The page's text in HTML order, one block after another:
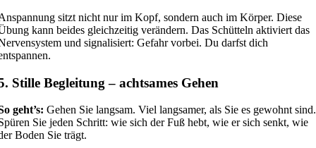
sitzt nicht nur im Kopf, sondern auch im Körper. Diese
kann beides gleichzeitig verändern. Das Schütteln aktiviert das
und signalisiert: Gefahr vorbei. Du darfst dich
Stille Begleitung – achtsames Gehen
geht’s: Gehen Sie langsam. Viel langsamer, als Sie es gewohnt sind.
Sie jeden Schritt: wie sich der Fuß hebt, wie er sich senkt, wie
Boden Sie trägt.